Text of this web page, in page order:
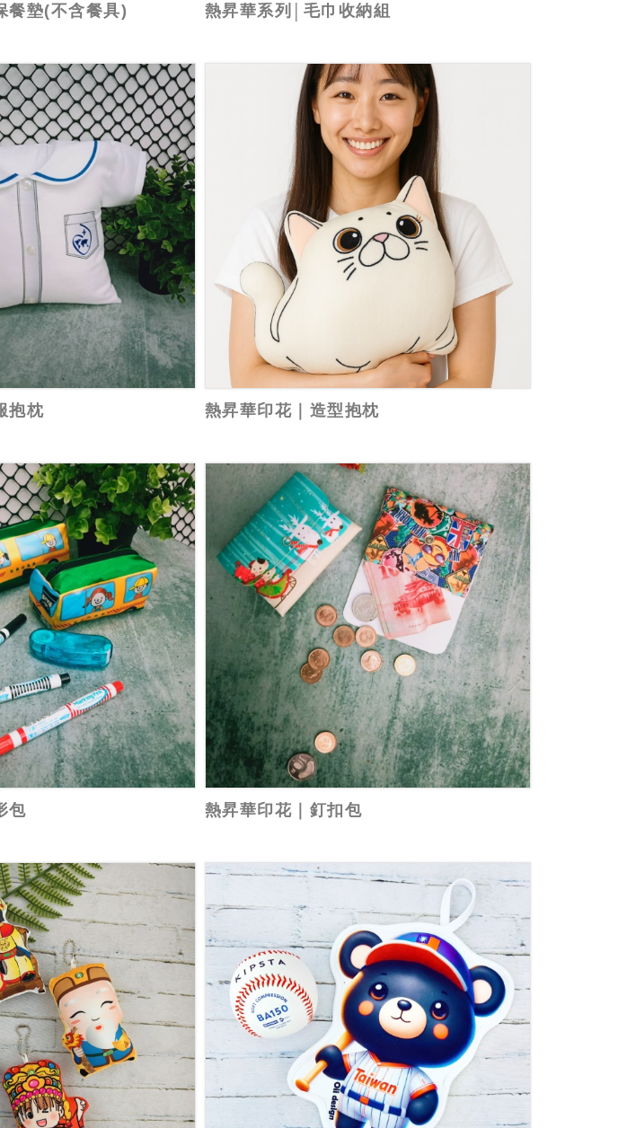
餐墊(不含餐具) 熱昇華系列│毛巾收納組
抱枕 熱昇華印花｜造型抱枕
包 熱昇華印花｜釘扣包